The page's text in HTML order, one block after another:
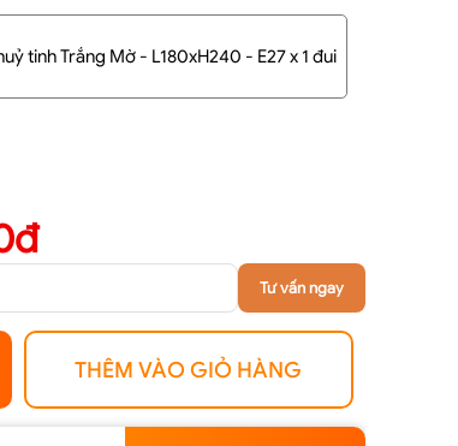
tinh Trắng Mờ - L180xH240 - E27 x 1 đui
Tư vấn ngay
THÊM VÀO GIỎ HÀNG